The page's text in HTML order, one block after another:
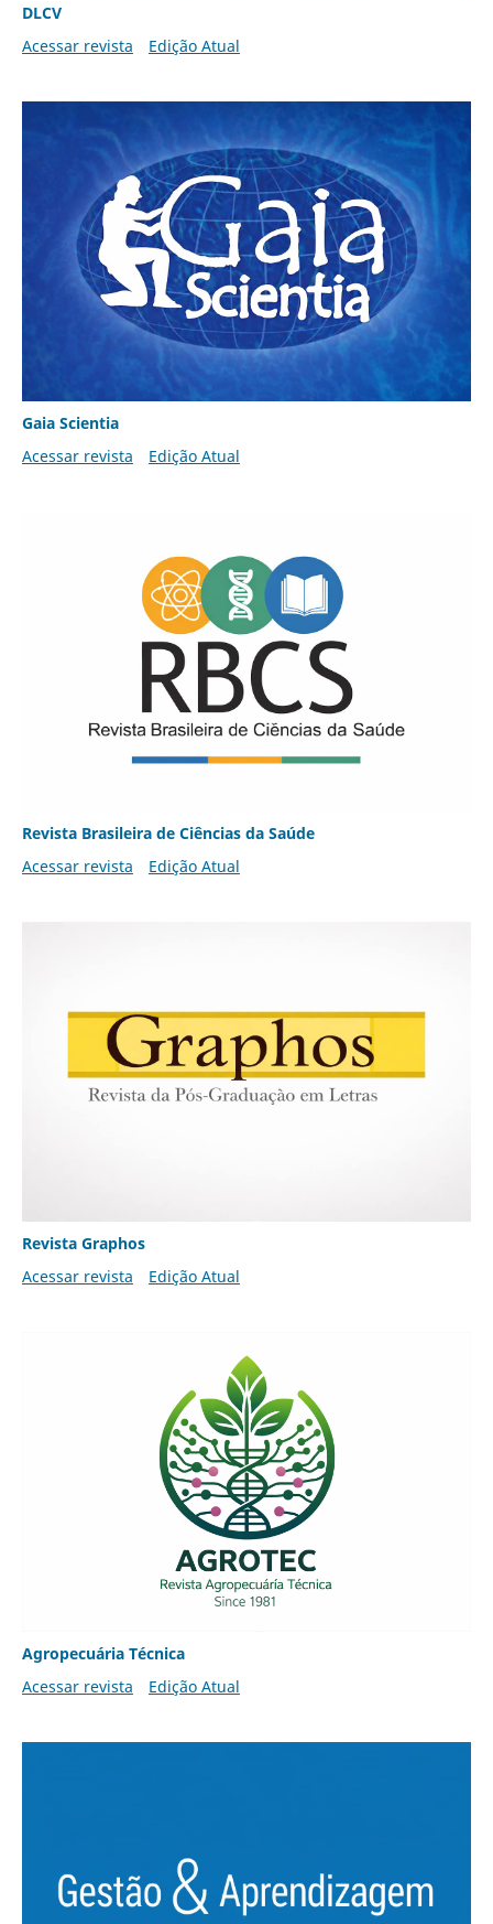
DLCV
Acessar revista
Edição Atual
Gaia Scientia
Acessar revista
Edição Atual
Revista Brasileira de Ciências da Saúde
Acessar revista
Edição Atual
Revista Graphos
Acessar revista
Edição Atual
Agropecuária Técnica
Acessar revista
Edição Atual